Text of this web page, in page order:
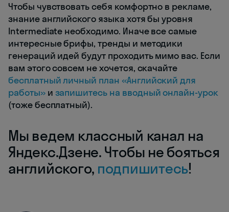
Чтобы чувствовать себя комфортно в рекламе,
знание английского языка хотя бы уровня
Intermediate необходимо. Иначе все самые
интересные брифы, тренды и методики
генераций идей будут проходить мимо вас. Если
вам этого совсем не хочется, скачайте
бесплатный личный план «Английский для
работы»и запишитесь на вводный онлайн-урок
(тоже бесплатный).
Мы ведем классный канал на
Яндекс.Дзене. Чтобы не бояться
английского, подпишитесь!